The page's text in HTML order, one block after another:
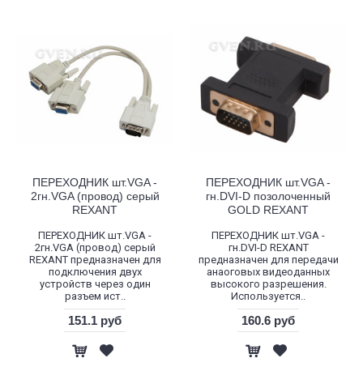
ПЕРЕХОДНИК шт.VGA -
2гн.VGA (провод) серый
REXANT
ПЕРЕХОДНИК шт.VGA -
2гн.VGA (провод) серый
REXANT предназначен для
подключения двух
устройств через один
разъем ист..
151.1 руб
ПЕРЕХОДНИК шт.VGA -
гн.DVI-D позолоченный
GOLD REXANT
ПЕРЕХОДНИК шт.VGA -
гн.DVI-D REXANT
предназначен для передачи
анаоговых видеоданных
высокого разрешения.
Используется..
160.6 руб